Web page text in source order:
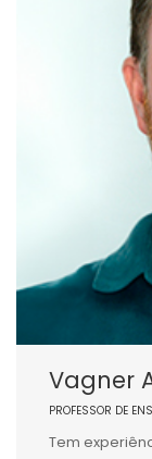
Vagner
PROFESSOR DE
Tem